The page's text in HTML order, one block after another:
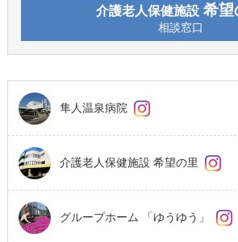
介護老人保健施設 希望
相談窓口
隼人温泉病院
介護老人保健施設 希望の里
グループホーム 「ゆうゆう」